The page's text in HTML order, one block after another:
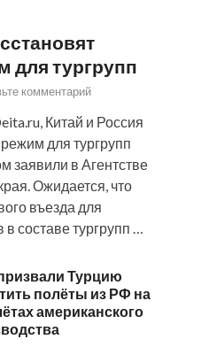
для тургрупп
комментарий
Китай и Россия
для тургрупп
заявили в Агентстве
Ожидается, что
въезда для
составе тургрупп …
Турцию
полёты из РФ на
американского